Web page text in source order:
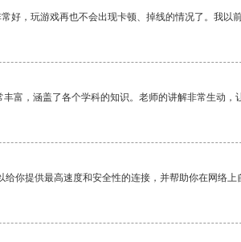
好，玩游戏再也不会出现卡顿、掉线的情况了。我以
富，涵盖了各个学科的知识。老师的讲解非常生动，
你提供最高速度和安全性的连接，并帮助你在网络上